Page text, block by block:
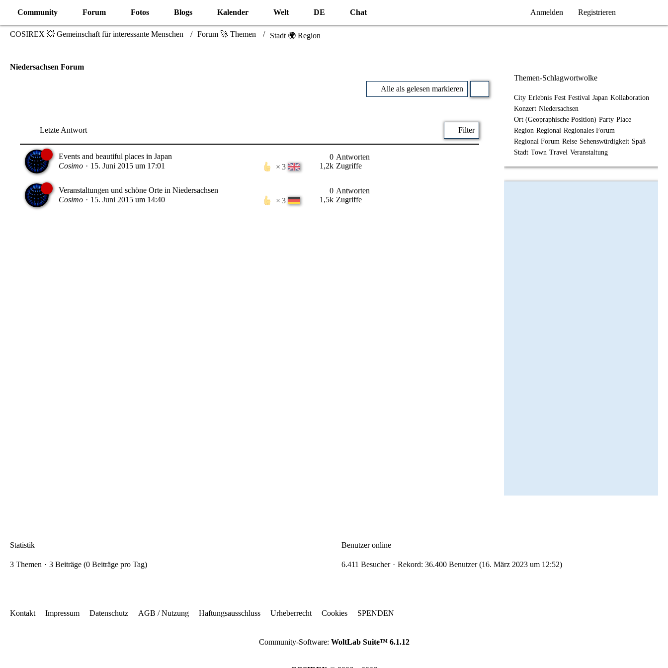
Community Forum Fotos Blogs Kalender Welt DE Chat Anmelden Registrieren
COSIREX 💥 Gemeinschaft für interessante Menschen Forum 🚀 Themen Stadt 🌍 Region
Niedersachsen Forum
Alle als gelesen markieren
Letzte Antwort Filter
Events and beautiful places in Japan
3
Cosimo 15. Juni 2015 um 17:01
Antworten
0
Zugriffe
1,2k
Veranstaltungen und schöne Orte in Niedersachsen
3
Cosimo 15. Juni 2015 um 14:40
Antworten
0
Zugriffe
1,5k
Themen-Schlagwortwolke
City Erlebnis Fest Festival Japan Kollaboration
Konzert Niedersachsen
Ort (Geopraphische Position) Party Place
Region Regional Regionales Forum
Regional Forum Reise Sehenswürdigkeit Spaß
Stadt Town Travel Veranstaltung
Statistik
3 Themen 3 Beiträge (0 Beiträge pro Tag)
Benutzer online
6.411 Besucher Rekord: 36.400 Benutzer (16. März 2023 um 12:52)
Kontakt Impressum Datenschutz AGB / Nutzung Haftungsausschluss Urheberrecht Cookies SPENDEN
Community-Software: WoltLab Suite™ 6.1.12